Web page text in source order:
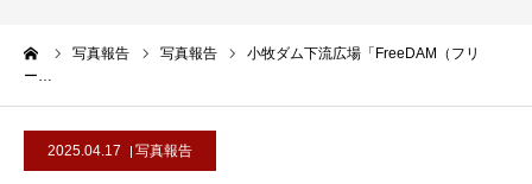
写真報告 写真報告
小牧ダム下流広場「FreeDAM（フリ
ー…
2025.04.17 写真報告